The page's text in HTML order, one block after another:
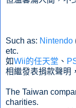
Such as: Nintendo
etc.
如Wii的任天堂 、
相繼發表捐款聲明，
The Taiwan
charities.